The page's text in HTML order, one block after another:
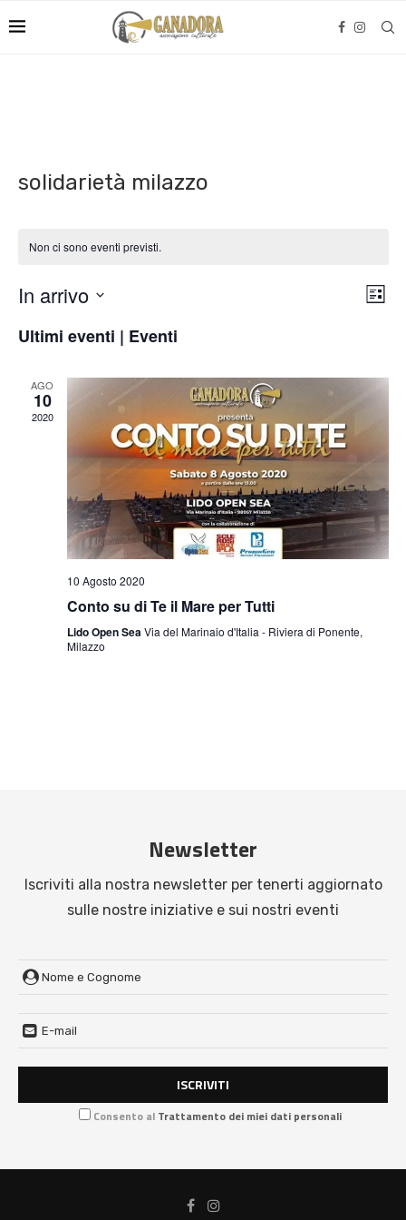
solidarietà milazzo
Non ci sono eventi previsti.
Viste
Viste
LISTA
In arrivo
la
Ultimi eventi | Eventi
AGO
10
2020
10 Agosto 2020
Conto su di Te il Mare per Tutti
Lido Open SeaVia del Marinaio d'Italia - Riviera di Ponente,
Milazzo
Newsletter
Iscriviti alla nostra newsletter per tenerti aggiornato
sulle nostre iniziative e sui nostri eventi
Consento al Trattamento dei miei dati personali